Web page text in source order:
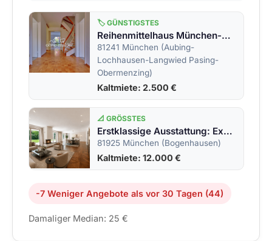
🏷️ GÜNSTIGSTES
Reihenmittelhaus München-Pasing
81241 München (Aubing-
Lochhausen-Langwied Pasing-
Obermenzing)
Kaltmiete: 2.500 €
📐 GRÖSSTES
Erstklassige Ausstattung: Exklusive Villa mit eingewachsenem Garten.
81925 München (Bogenhausen)
Kaltmiete: 12.000 €
-7 Weniger Angebote als vor 30 Tagen (44)
Damaliger Median: 25 €